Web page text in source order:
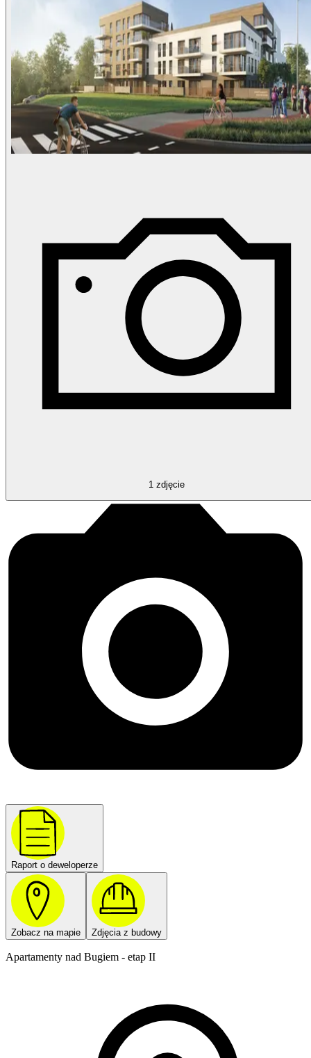
1 zdjęcie
Raport o deweloperze
Zobacz na mapie Zdjęcia z budowy
Apartamenty nad Bugiem - etap II